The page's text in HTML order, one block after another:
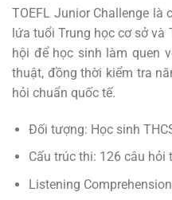
TOEFL Junior Challenge là
lứa tuổi Trung học cơ sở và
hội để học sinh làm quen
thuật, đồng thời kiểm tra
hỏi chuẩn quốc tế.
Đối tượng: Học sinh
Cấu trúc thi: 126 câu hỏi
Listening